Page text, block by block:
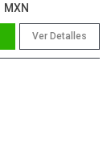
MXN
Ver Detalles